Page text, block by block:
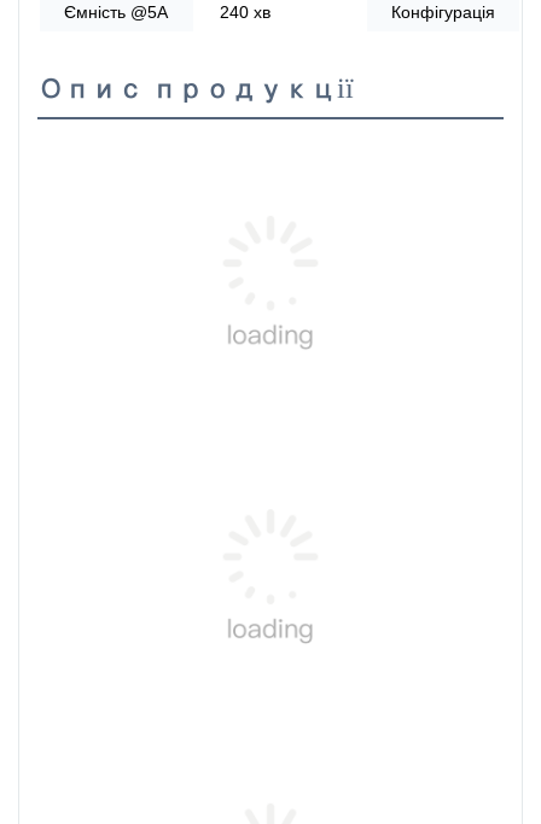
Ємність @5A 240 хв Конфігурація
Опис продукції